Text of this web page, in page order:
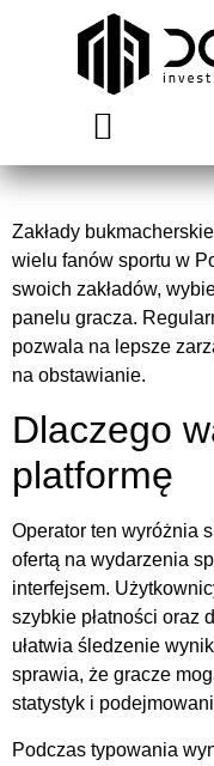
Jak
Zakłady
wielu fanów sportu w
swoich zakładów,
panelu gracza.
pozwala na lepsze
na obstawianie.
Dlaczego
platformę
Operator ten wyróżnia
ofertą na wydarzenia
interfejsem.
szybkie płatności oraz
ułatwia śledzenie
sprawia, że gracze
statystyk i
Podczas typowania